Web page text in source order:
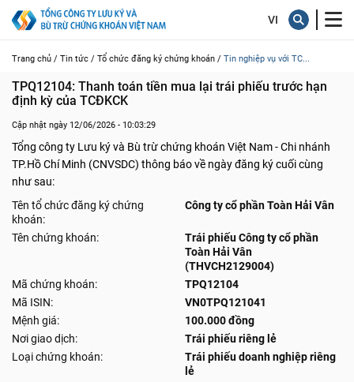
Trang chủ / Tin tức / Tổ chức đăng ký chứng khoán / Tin nghiệp vụ với TC...
TPQ12104: Thanh toán tiền mua lại trái phiếu trước hạn
định kỳ của TCĐKCK
Cập nhật ngày 12/06/2026 - 10:03:29
Tổng công ty Lưu ký và Bù trừ chứng khoán Việt Nam - Chi nhánh
TP.Hồ Chí Minh (CNVSDC) thông báo về ngày đăng ký cuối cùng
như sau:
Tên tổ chức đăng ký chứng
khoán:
Công ty cổ phần Toàn Hải Vân
Tên chứng khoán:
Trái phiếu Công ty cổ phần
Toàn Hải Vân
(THVCH2129004)
Mã chứng khoán:
TPQ12104
Mã ISIN:
VN0TPQ121041
Mệnh giá:
100.000 đồng
Nơi giao dịch:
Trái phiếu riêng lẻ
Loại chứng khoán:
Trái phiếu doanh nghiệp riêng
lẻ